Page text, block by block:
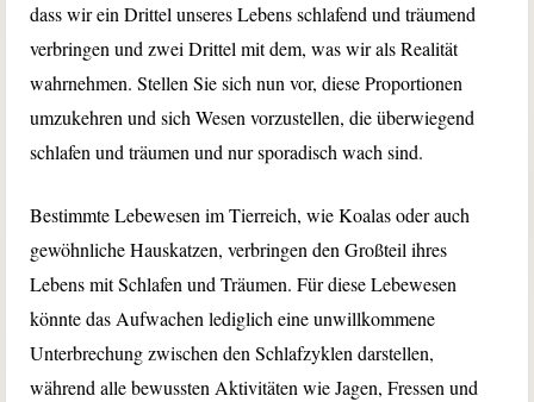
dass wir ein Drittel unseres Lebens schlafend und träumend
verbringen und zwei Drittel mit dem, was wir als Realität
wahrnehmen. Stellen Sie sich nun vor, diese Proportionen
umzukehren und sich Wesen vorzustellen, die überwiegend
schlafen und träumen und nur sporadisch wach sind.
Bestimmte Lebewesen im Tierreich, wie Koalas oder auch
gewöhnliche Hauskatzen, verbringen den Großteil ihres
Lebens mit Schlafen und Träumen. Für diese Lebewesen
könnte das Aufwachen lediglich eine unwillkommene
Unterbrechung zwischen den Schlafzyklen darstellen,
während alle bewussten Aktivitäten wie Jagen, Fressen und